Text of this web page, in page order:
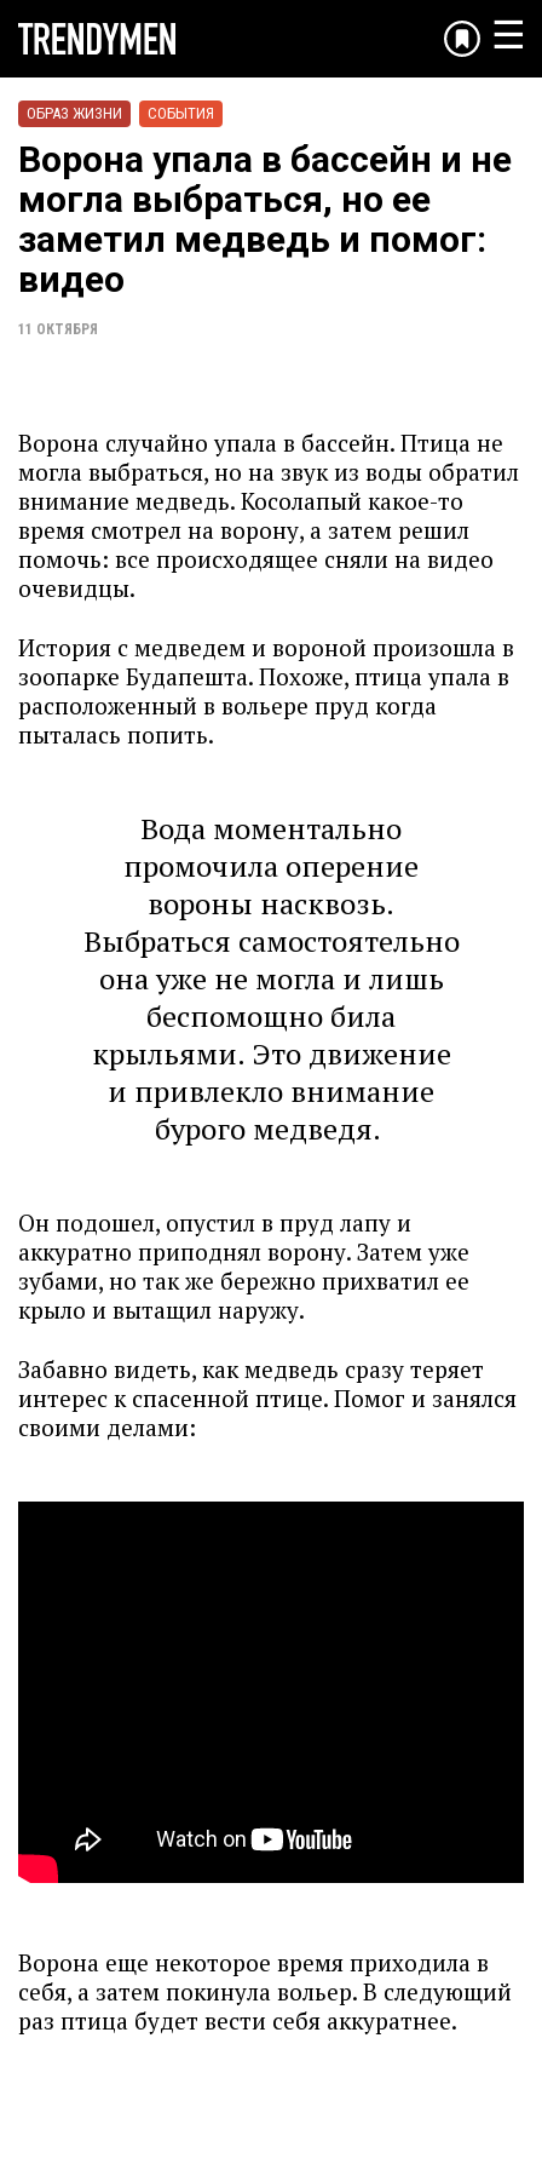
☰
ОБРАЗ ЖИЗНИ СОБЫТИЯ
Ворона упала в бассейн и не
могла выбраться, но ее
заметил медведь и помог:
видео
11 ОКТЯБРЯ
Ворона случайно упала в бассейн. Птица не
могла выбраться, но на звук из воды обратил
внимание медведь. Косолапый какое-то
время смотрел на ворону, а затем решил
помочь: все происходящее сняли на видео
очевидцы.
История с медведем и вороной произошла в
зоопарке Будапешта. Похоже, птица упала в
расположенный в вольере пруд когда
пыталась попить.
Вода моментально
промочила оперение
вороны насквозь.
Выбраться самостоятельно
она уже не могла и лишь
беспомощно била
крыльями. Это движение
и привлекло внимание
бурого медведя.
Он подошел, опустил в пруд лапу и
аккуратно приподнял ворону. Затем уже
зубами, но так же бережно прихватил ее
крыло и вытащил наружу.
Забавно видеть, как медведь сразу теряет
интерес к спасенной птице. Помог и занялся
своими делами:
Ворона еще некоторое время приходила в
себя, а затем покинула вольер. В следующий
раз птица будет вести себя аккуратнее.